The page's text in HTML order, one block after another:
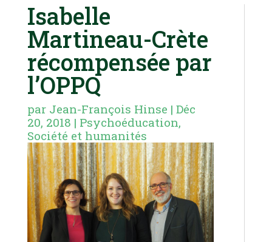
Isabelle
Martineau-Crète
récompensée par
l’OPPQ
par Jean-François Hinse | Déc
20, 2018 | Psychoéducation,
Société et humanités